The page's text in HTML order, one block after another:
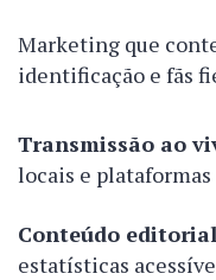
Marketing que
identificação e fãs
Transmissão ao
locais e
Conteúdo
estatísticas